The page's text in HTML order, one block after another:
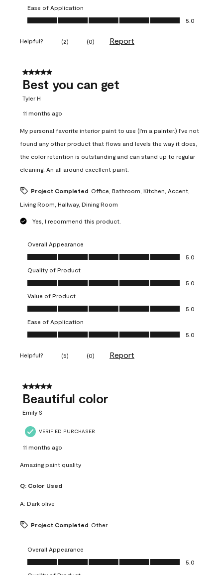
Ease of Application
Ease of Application, 5.0 out of 5
5.0
Helpful? (2) (0) Report
5 out of 5 stars.
Best you can get
Tyler H
11 months ago
My personal favorite interior paint to use (I'm a painter.) I've not
found any other product that flows and levels the way it does,
the color retention is outstanding and can stand up to regular
cleaning. An all around excellent paint.
Project Completed Office, Bathroom, Kitchen, Accent,
Living Room, Hallway, Dining Room
Yes, I recommend this product.
Overall Appearance
Overall Appearance, 5.0 out of 5
5.0
Quality of Product
Quality of Product, 5.0 out of 5
5.0
Value of Product
Value of Product, 5.0 out of 5
5.0
Ease of Application
Ease of Application, 5.0 out of 5
5.0
Helpful? (5) (0) Report
5 out of 5 stars.
Beautiful color
Emily S
VERIFIED PURCHASER
11 months ago
Amazing paint quality
Q: Color Used
A: Dark olive
Project Completed Other
Overall Appearance
Overall Appearance, 5.0 out of 5
5.0